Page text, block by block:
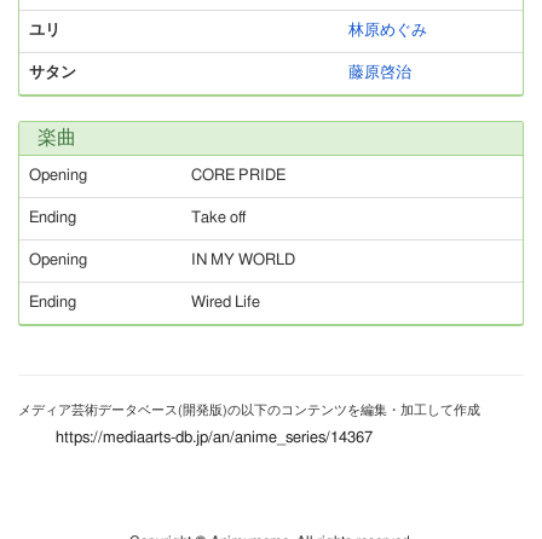
ユリ 林原めぐみ
サタン 藤原啓治
楽曲
Opening CORE PRIDE
Ending Take off
Opening IN MY WORLD
Ending Wired Life
メディア芸術データベース(開発版)の以下のコンテンツを編集・加工して作成
https://mediaarts-db.jp/an/anime_series/14367